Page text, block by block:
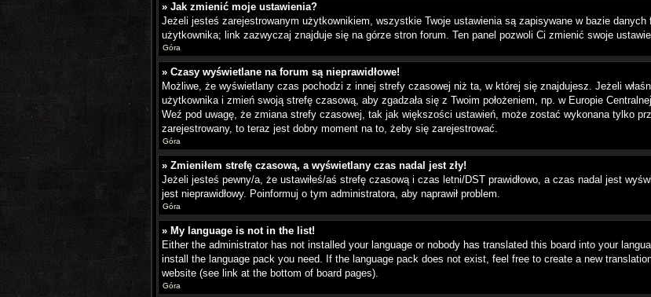
» Jak zmienić moje ustawienia?
Jeżeli jesteś zarejestrowanym użytkownikiem, wszystkie Twoje ustawienia są zapisywane w bazie
użytkownika; link zazwyczaj znajduje się na górze stron forum. Ten panel pozwoli Ci zmienić swoje
Góra
» Czasy wyświetlane na forum są nieprawidłowe!
Możliwe, że wyświetlany czas pochodzi z innej strefy czasowej niż ta, w której się znajdujesz. Jeżeli
użytkownika i zmień swoją strefę czasową, aby zgadzała się z Twoim położeniem, np. w Europie
Weź pod uwagę, że zmiana strefy czasowej, tak jak większości ustawień, może zostać wykonana tylko
zarejestrowany, to teraz jest dobry moment na to, żeby się zarejestrować.
Góra
» Zmieniłem strefę czasową, a wyświetlany czas nadal jest zły!
Jeżeli jesteś pewny/a, że ustawiłeś/aś strefę czasową i czas letni/DST prawidłowo, a czas nadal jest
jest nieprawidłowy. Poinformuj o tym administratora, aby naprawił problem.
Góra
» My language is not in the list!
Either the administrator has not installed your language or nobody has translated this board into your
install the language pack you need. If the language pack does not exist, feel free to create a new
website (see link at the bottom of board pages).
Góra